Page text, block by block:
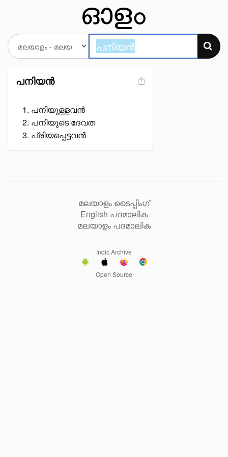
പനിയൻ
പനിയുള്ളവൻ
പനിയുടെ ദേവത
പ്രിയപ്പെട്ടവൻ
മലയാളം ടൈപ്പിംഗ്
English പദമാലിക
മലയാളം പദമാലിക
Indic Archive
Open Source